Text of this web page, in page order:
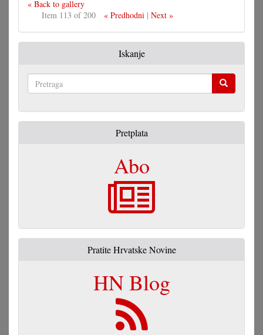
« Back to gallery
Item 113 of 200
« Predhodni| Next »
Iskanje
Pretplata
Abo
Pratite Hrvatske Novine
HN Blog